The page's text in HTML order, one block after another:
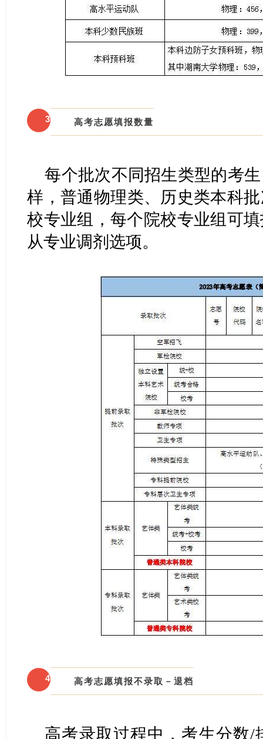
3 高考志愿填报数量
每个批次不同招生类型的考
样，普通物理类、历史类本科
校专业组，每个院校专业组可
从专业调剂选项。
4 高考志愿填报不录取－退档
高考录取过程中，考生分数